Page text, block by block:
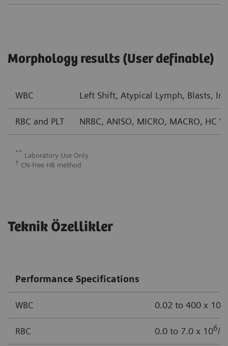
Morphology results (User definable)
WBC Left Shift, Atypical Lymph, Blasts,
RBC and PLT NRBC, ANISO, MICRO, MACRO, HC
** Laboratory Use Only
† CN-free HB method
Teknik Özellikler
Performance Specifications
WBC 0.02 to 400 x 10
RBC 0.0 to 7.0 x 106/